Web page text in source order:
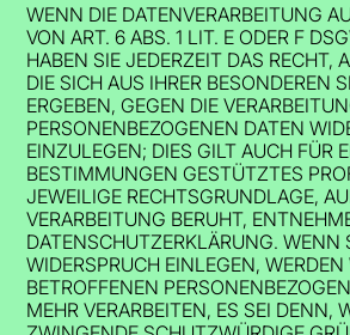
WENN DIE DATENVERARBEITUNG
VON ART. 6 ABS. 1 LIT. E ODER F
HABEN SIE JEDERZEIT DAS RECHT,
DIE SICH AUS IHRER BESONDEREN
ERGEBEN, GEGEN DIE
PERSONENBEZOGENEN DATEN
EINZULEGEN; DIES GILT AUCH FÜR
BESTIMMUNGEN GESTÜTZTES
JEWEILIGE RECHTSGRUNDLAGE,
VERARBEITUNG BERUHT,
DATENSCHUTZERKLÄRUNG. WENN
WIDERSPRUCH EINLEGEN, WERDEN
BETROFFENEN
MEHR VERARBEITEN, ES SEI DENN,